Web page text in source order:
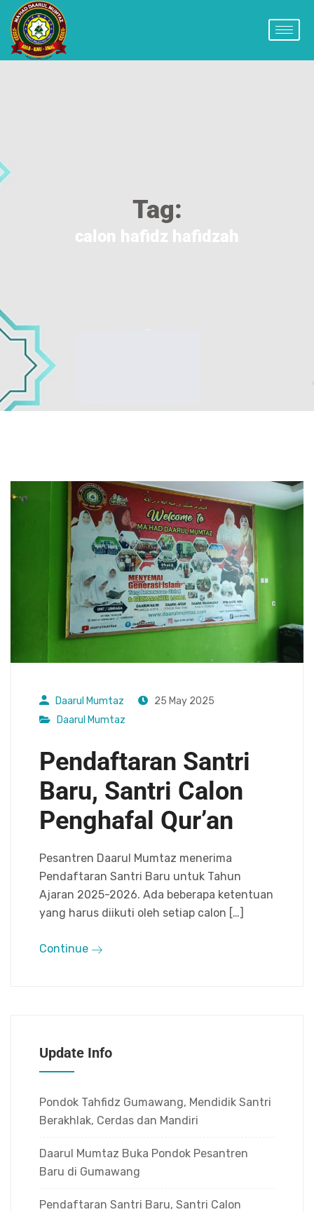
Tag:
calon hafidz hafidzah
Daarul Mumtaz
25 May 2025
Daarul Mumtaz
Pendaftaran Santri
Baru, Santri Calon
Penghafal Qur’an
Pesantren Daarul Mumtaz menerima
Pendaftaran Santri Baru untuk Tahun
Ajaran 2025-2026. Ada beberapa ketentuan
yang harus diikuti oleh setiap calon […]
Continue
Update Info
Pondok Tahfidz Gumawang, Mendidik Santri
Berakhlak, Cerdas dan Mandiri
Daarul Mumtaz Buka Pondok Pesantren
Baru di Gumawang
Pendaftaran Santri Baru, Santri Calon